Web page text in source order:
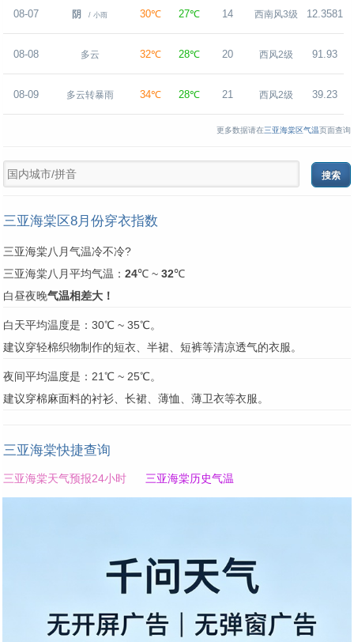
08-07 阴 / 小雨 30℃ 27℃ 14 西南风3级 12.3581
08-08 多云 32℃ 28℃ 20 西风2级 91.93
08-09 多云转暴雨 34℃ 28℃ 21 西风2级 39.23
更多数据请在三亚海棠区气温页面查询
三亚海棠区8月份穿衣指数
三亚海棠八月气温冷不冷?
三亚海棠八月平均气温： 24℃ ~ 32℃
白昼夜晚气温相差大！
白天平均温度是：30℃ ~ 35℃。
建议穿轻棉织物制作的短衣、半裙、短裤等清凉透气的衣服。
夜间平均温度是：21℃ ~ 25℃。
建议穿棉麻面料的衬衫、长裙、薄恤、薄卫衣等衣服。
三亚海棠快捷查询
三亚海棠天气预报24小时 三亚海棠历史气温